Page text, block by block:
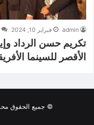
admin فبراير 10, 2024
تكريم حسن الرداد
الأقصر للسينما
© جميع الحقوق محفوظة 2026, جريدة